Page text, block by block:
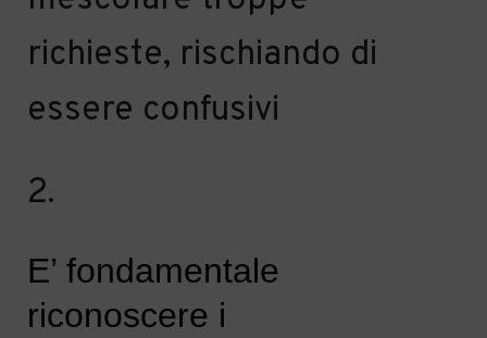
richieste, rischiando di
essere confusivi
2.
E’ fondamentale
riconoscere i